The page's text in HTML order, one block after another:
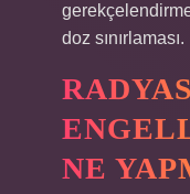
doz sınırlaması.
NE